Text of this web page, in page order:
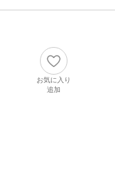
お気に入り
追加